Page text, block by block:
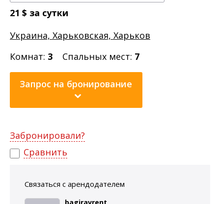
21 $ за сутки
Украина, Харьковская, Харьков
Комнат: 3 Спальных мест: 7
Запрос на бронирование
Забронировали?
Сравнить
Связаться с арендодателем